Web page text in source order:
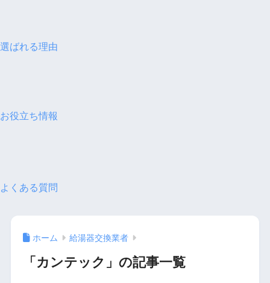
選ばれる理由
お役立ち情報
よくある質問
ホーム 給湯器交換業者
「カンテック」の記事一覧